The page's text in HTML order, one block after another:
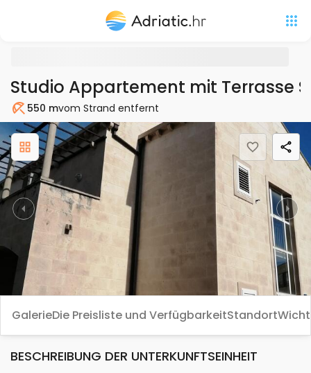
Studio Appartement mit Terrasse
Strand550 mvom Strand entfernt
Previous Next
GalerieDie Preisliste und VerfügbarkeitStandort
BESCHREIBUNG DER UNTERKUNFTSEINHEIT